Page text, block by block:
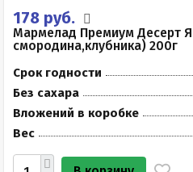
178 руб.
Мармелад Премиум Десерт
смородина,клубника) 200г
Срок годности
Без сахара
Вложений в коробке
Вес